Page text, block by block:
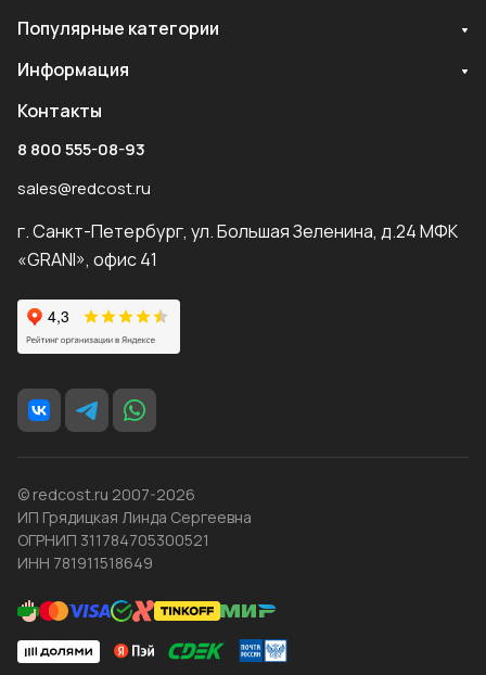
Популярные категории
Информация
Контакты
8 800 555-08-93
sales@redcost.ru
г. Санкт-Петербург, ул. Большая Зеленина, д.24 МФК
«GRANI», офис 41
© redcost.ru 2007-2026
ИП Грядицкая Линда Сергеевна
ОГРНИП 311784705300521
ИНН 781911518649